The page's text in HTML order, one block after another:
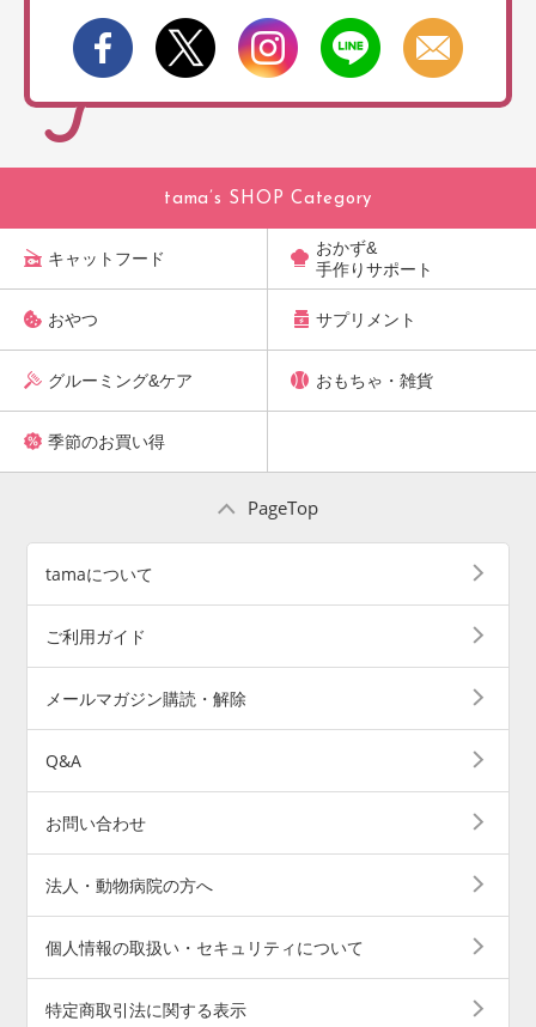
tama’s SHOP Category
キャットフード
おかず&
手作りサポート
おやつ サプリメント
グルーミング&ケア おもちゃ・雑貨
季節のお買い得
PageTop
tamaについて
ご利用ガイド
メールマガジン購読・解除
Q&A
お問い合わせ
法人・動物病院の方へ
個人情報の取扱い・セキュリティについて
特定商取引法に関する表示